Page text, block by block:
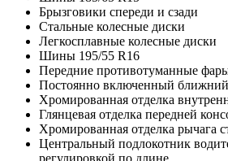
Брызговики спереди и сзади
Стальные колесные диски
Легкосплавные колесные диски
Шины 195/55 R16
Передние противотуманные
Постоянно включенный ближний
Хромированная отделка
Глянцевая отделка передней
Хромированная отделка рычага
Центральный подлокотник